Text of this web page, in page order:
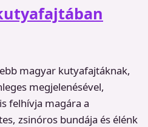
magyar kutyafajtáknak,
megjelenésével,
felhívja magára a
zsinóros bundája és élénk